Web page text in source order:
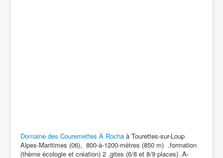
Domaine des Couremettes A Rocha à Tourettes-sur-Loup
Alpes-Maritimes (06), 800-à-1200-mètres (850 m) .formation
(thème écologie et création) 2 .gites (6/8 et 8/9 places) .A-